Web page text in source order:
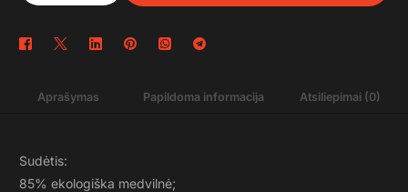
Aprašymas Papildoma informacija Atsiliepimai (0)
Sudėtis:
85% ekologiška medvilnė;